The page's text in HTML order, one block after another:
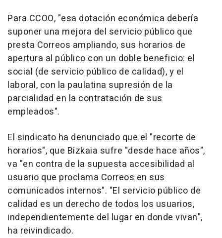
Para CCOO, "esa dotación económica debería
suponer una mejora del servicio público que
presta Correos ampliando, sus horarios de
apertura al público con un doble beneficio: el
social (de servicio público de calidad), y el
laboral, con la paulatina supresión de la
parcialidad en la contratación de sus
empleados".
El sindicato ha denunciado que el "recorte de
horarios", que Bizkaia sufre "desde hace años",
va "en contra de la supuesta accesibilidad al
usuario que proclama Correos en sus
comunicados internos". "El servicio público de
calidad es un derecho de todos los usuarios,
independientemente del lugar en donde vivan",
ha reivindicado.